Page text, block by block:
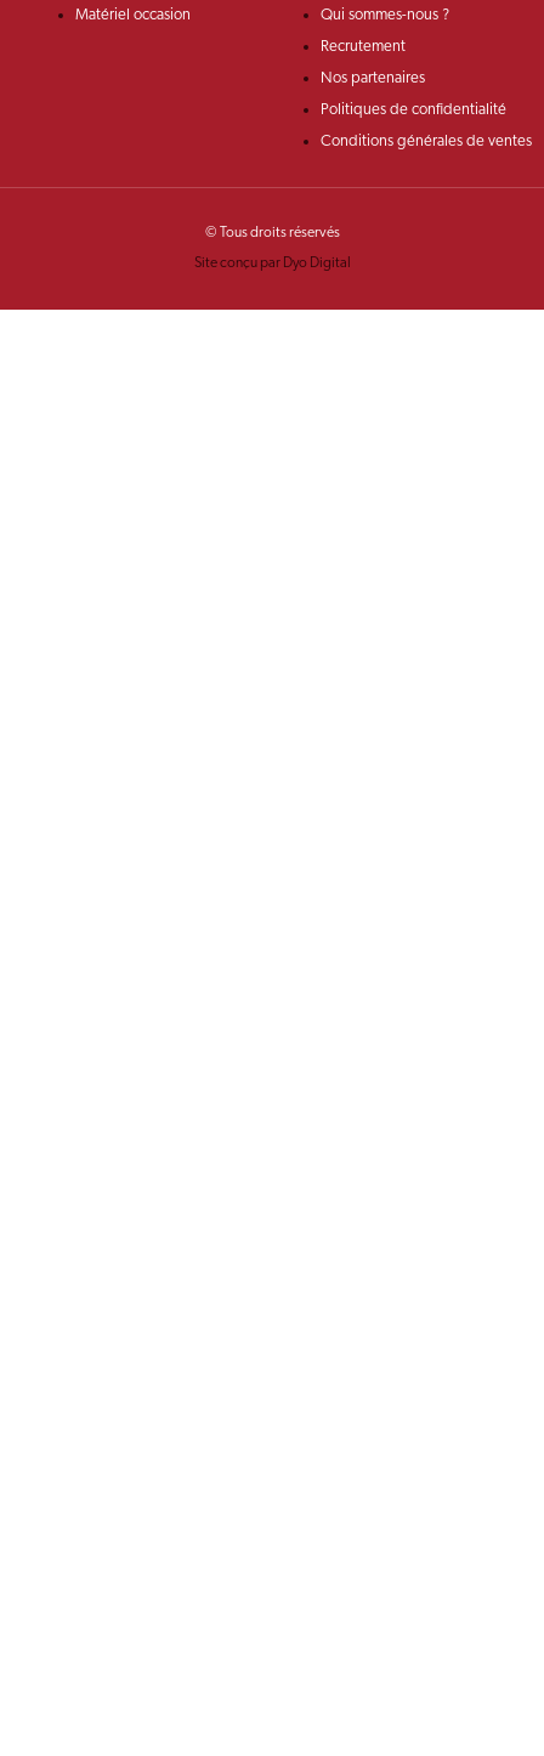
Matériel occasion
Qui sommes-nous ?
Recrutement
Nos partenaires
Politiques de confidentialité
Conditions générales de ventes
© Tous droits réservés
Site conçu par Dyo Digital